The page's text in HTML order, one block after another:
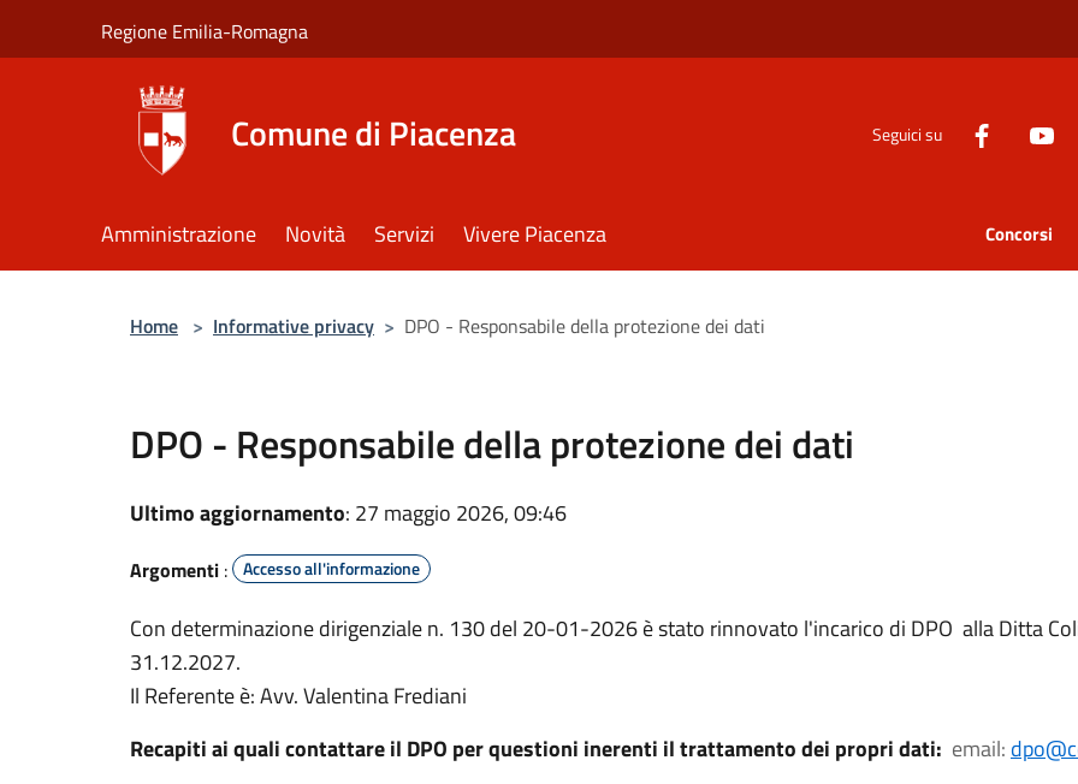
Regione Emilia-Romagna
Comune di Piacenza Seguici su
Amministrazione Novità Servizi Vivere Piacenza Concorsi
Home > Informative privacy > DPO - Responsabile della protezione dei dati
DPO - Responsabile della protezione dei dati
Ultimo aggiornamento: 27 maggio 2026, 09:46
Argomenti : Accesso all'informazione
Con determinazione dirigenziale n. 130 del 20-01-2026 è stato rinnovato l'incarico di DPO alla Ditta
31.12.2027.
Il Referente è: Avv. Valentina Frediani
Recapiti ai quali contattare il DPO per questioni inerenti il trattamento dei propri dati: email: